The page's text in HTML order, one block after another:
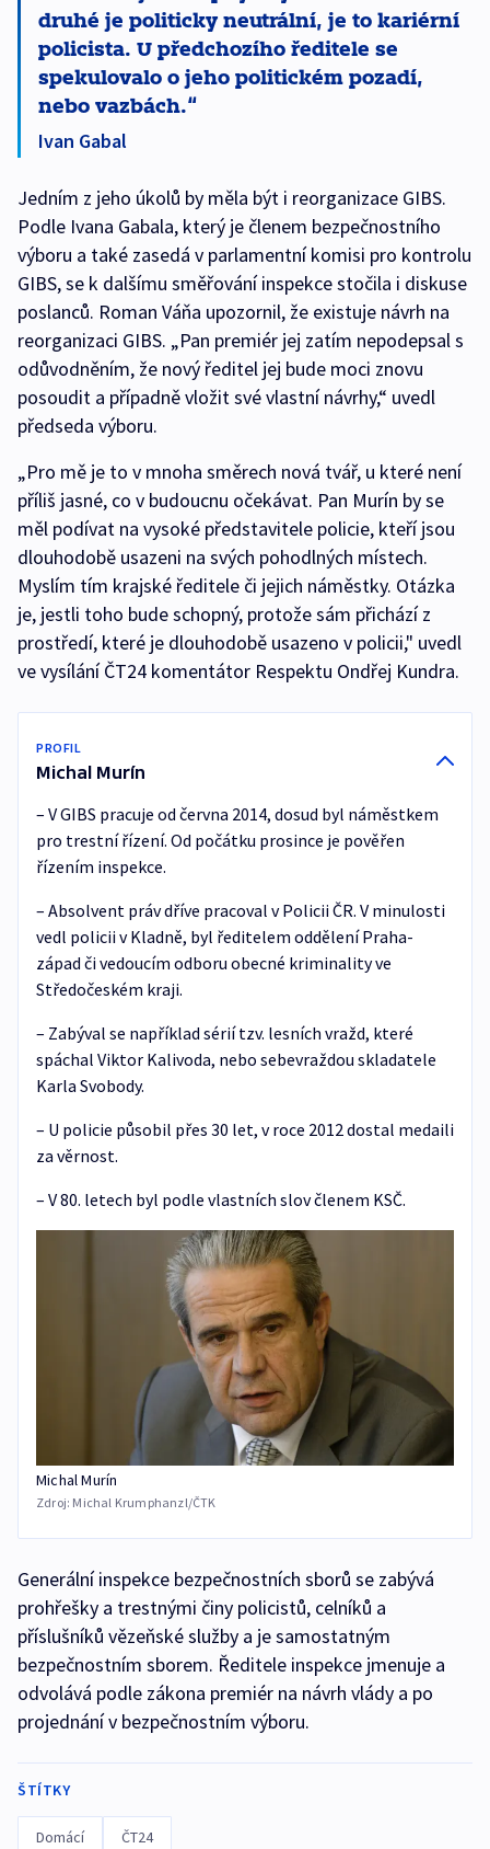
druhé je politicky neutrální, je to kariérní
policista. U předchozího ředitele se
spekulovalo o jeho politickém pozadí,
nebo vazbách.
Ivan Gabal
Jedním z jeho úkolů by měla být i reorganizace GIBS.
Podle Ivana Gabala, který je členem bezpečnostního
výboru a také zasedá v parlamentní komisi pro kontrolu
GIBS, se k dalšímu směřování inspekce stočila i diskuse
poslanců. Roman Váňa upozornil, že existuje návrh na
reorganizaci GIBS. „Pan premiér jej zatím nepodepsal s
odůvodněním, že nový ředitel jej bude moci znovu
posoudit a případně vložit své vlastní návrhy,“ uvedl
předseda výboru.
„Pro mě je to v mnoha směrech nová tvář, u které není
příliš jasné, co v budoucnu očekávat. Pan Murín by se
měl podívat na vysoké představitele policie, kteří jsou
dlouhodobě usazeni na svých pohodlných místech.
Myslím tím krajské ředitele či jejich náměstky. Otázka
je, jestli toho bude schopný, protože sám přichází z
prostředí, které je dlouhodobě usazeno v policii," uvedl
ve vysílání ČT24 komentátor Respektu Ondřej Kundra.
PROFIL
Michal Murín
– V GIBS pracuje od června 2014, dosud byl náměstkem
pro trestní řízení. Od počátku prosince je pověřen
řízením inspekce.
– Absolvent práv dříve pracoval v Policii ČR. V minulosti
vedl policii v Kladně, byl ředitelem oddělení Praha-
západ či vedoucím odboru obecné kriminality ve
Středočeském kraji.
– Zabýval se například sérií tzv. lesních vražd, které
spáchal Viktor Kalivoda, nebo sebevraždou skladatele
Karla Svobody.
– U policie působil přes 30 let, v roce 2012 dostal medaili
za věrnost.
– V 80. letech byl podle vlastních slov členem KSČ.
Michal Murín
Zdroj: Michal Krumphanzl/ČTK
Generální inspekce bezpečnostních sborů se zabývá
prohřešky a trestnými činy policistů, celníků a
příslušníků vězeňské služby a je samostatným
bezpečnostním sborem. Ředitele inspekce jmenuje a
odvolává podle zákona premiér na návrh vlády a po
projednání v bezpečnostním výboru.
ŠTÍTKY
Domácí ČT24